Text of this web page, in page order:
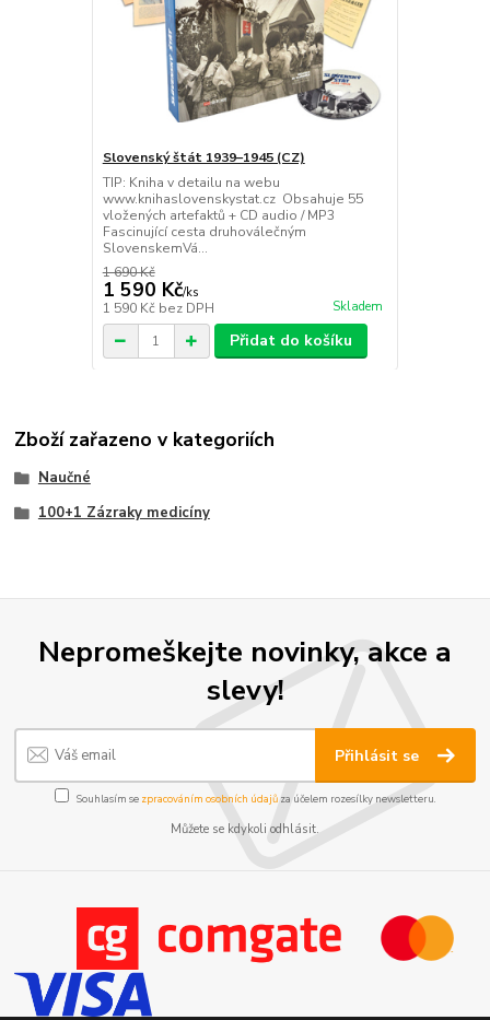
Slovenský štát 1939–1945 (CZ)
TIP: Kniha v detailu na webu
www.knihaslovenskystat.cz Obsahuje 55
vložených artefaktů + CD audio / MP3
Fascinující cesta druhoválečným
SlovenskemVá...
1 690 Kč
1 590 Kč/ks
1 590 Kč bez DPH Skladem
Přidat do košíku
Zboží zařazeno v kategoriích
Naučné
100+1 Zázraky medicíny
Nepromeškejte novinky, akce a
slevy!
Přihlásit se
Souhlasím se zpracováním osobních údajůza účelem rozesílky newsletteru.
Můžete se kdykoli odhlásit.